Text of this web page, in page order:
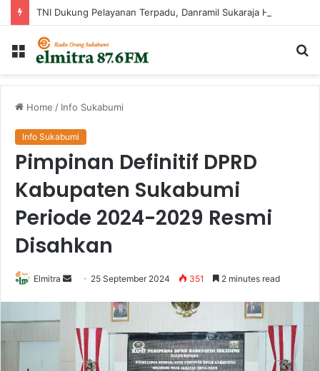
Menu
Home / Info Sukabumi
Info Sukabumi
Pimpinan Definitif DPRD
Kabupaten Sukabumi
Periode 2024-2029 Resmi
Disahkan
Elmitra
Send 25 September 2024 351 2 minutes read